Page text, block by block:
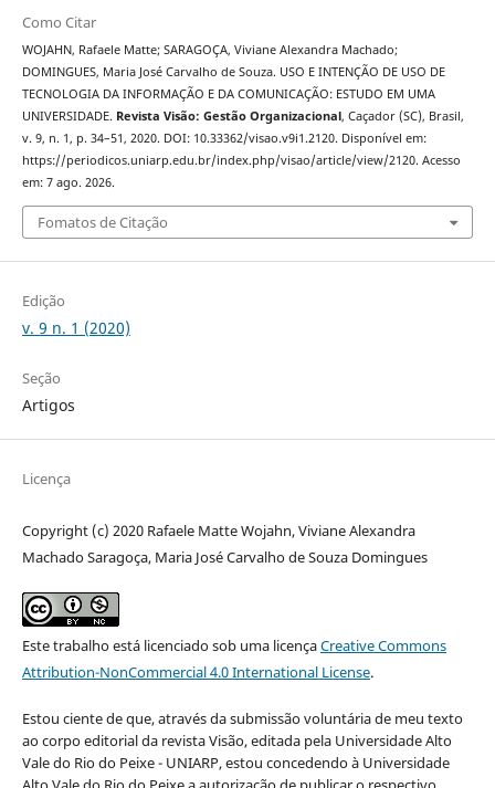
Como Citar
WOJAHN, Rafaele Matte; SARAGOÇA, Viviane Alexandra Machado;
DOMINGUES, Maria José Carvalho de Souza. USO E INTENÇÃO DE USO DE
TECNOLOGIA DA INFORMAÇÃO E DA COMUNICAÇÃO: ESTUDO EM UMA
UNIVERSIDADE. Revista Visão: Gestão Organizacional, Caçador (SC), Brasil,
v. 9, n. 1, p. 34–51, 2020. DOI: 10.33362/visao.v9i1.2120. Disponível em:
https://periodicos.uniarp.edu.br/index.php/visao/article/view/2120. Acesso
em: 7 ago. 2026.
Fomatos de Citação
Edição
v. 9 n. 1 (2020)
Seção
Artigos
Licença
Copyright (c) 2020 Rafaele Matte Wojahn, Viviane Alexandra
Machado Saragoça, Maria José Carvalho de Souza Domingues
Este trabalho está licenciado sob uma licençaCreative Commons
Attribution-NonCommercial 4.0 International License.
Estou ciente de que, através da submissão voluntária de meu texto
ao corpo editorial da revista Visão, editada pela Universidade Alto
Vale do Rio do Peixe - UNIARP, estou concedendo à Universidade